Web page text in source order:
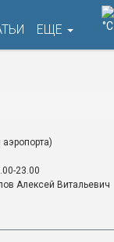
ЕЩЕ °C
23.00
Алексей Витальевич